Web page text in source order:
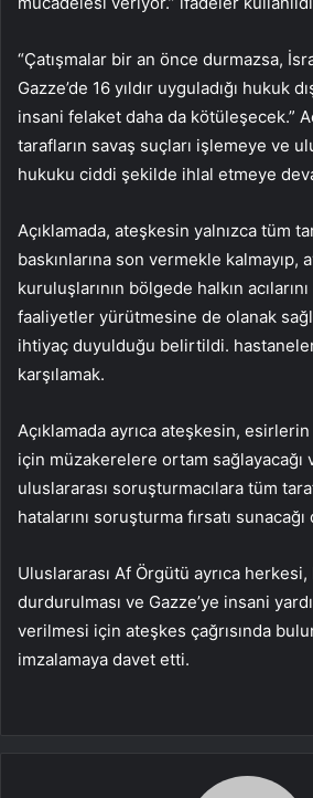
“Çatışmalar bir an önce durmazsa,
Gazze’de 16 yıldır uyguladığı hukuk
insani felaket daha da kötüleşecek.”
tarafların savaş suçları işlemeye ve
hukuku ciddi şekilde ihlal etmeye
Açıklamada, ateşkesin yalnızca tüm
baskınlarına son vermekle kalmayıp,
kuruluşlarının bölgede halkın
faaliyetler yürütmesine de olanak
ihtiyaç duyulduğu belirtildi.
karşılamak.
Açıklamada ayrıca ateşkesin, esirlerin
için müzakerelere ortam sağlayacağı
uluslararası soruşturmacılara tüm
hatalarını soruşturma fırsatı sunacağı
Uluslararası Af Örgütü ayrıca
durdurulması ve Gazze’ye insani
verilmesi için ateşkes çağrısında
imzalamaya davet etti.